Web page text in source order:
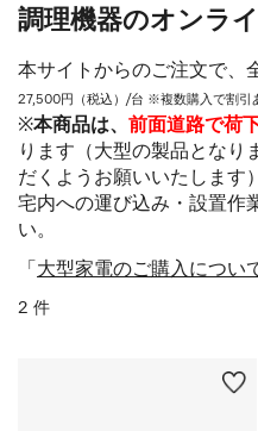
調理機器のオンラ
本サイトからのご注文で、
27,500円（税込）/台 ※複数購入で割引
※本商品は、 前面道路で荷
ります（大型の製品となり
だくようお願いいたします
宅内への運び込み・設置作
い。
「 大型家電のご購入につい
2 件